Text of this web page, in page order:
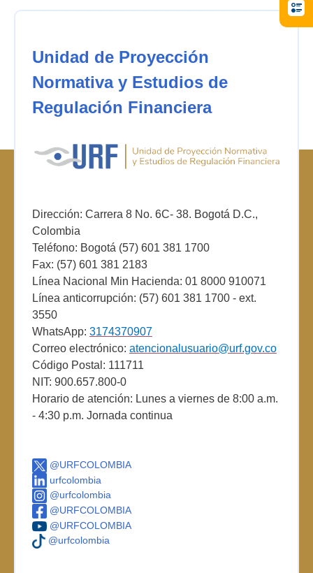
Unidad de Proyección
Normativa y Estudios de
Regulación Financiera
Dirección: Carrera 8 No. 6C- 38. Bogotá D.C.,
Colombia
Teléfono: Bogotá (57) 601 381 1700
Fax: (57) 601 381 2183
Línea Nacional Min Hacienda: 01 8000 910071
Línea anticorrupción: (57) 601 381 1700 - ext.
3550
WhatsApp: 3174370907
Correo electrónico: atencionalusuario@urf.gov.co
Código Postal: 111711
NIT: 900.657.800-0
Horario de atención: Lunes a viernes de 8:00 a.m.
- 4:30 p.m. Jornada continua
@URFCOLOMBIA
urfcolombia
@urfcolombia
@URFCOLOMBIA
@URFCOLOMBIA
@urfcolombia